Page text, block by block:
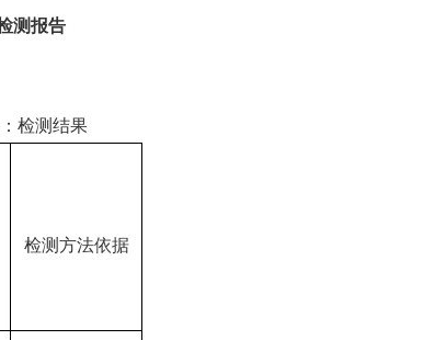
测报告
：检测结果
检测方法依据